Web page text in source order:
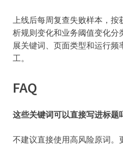
上线后每周复查失败样本，
析规则变化和业务阈值变化分
展关键词、页面类型和运行频
工。
FAQ
这些关键词可以直接写进标题
不建议直接使用高风险原词。